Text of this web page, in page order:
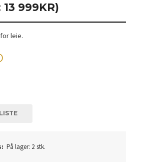
13 999KR)
leie.
På lager: 2 stk.